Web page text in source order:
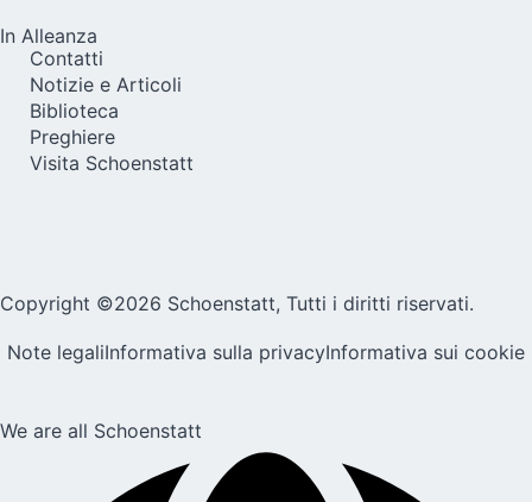
In Alleanza
Contatti
Notizie e Articoli
Biblioteca
Preghiere
Visita Schoenstatt
Copyright ©2026 Schoenstatt, Tutti i diritti riservati.
Note legaliInformativa sulla privacyInformativa sui cookie
We are all Schoenstatt